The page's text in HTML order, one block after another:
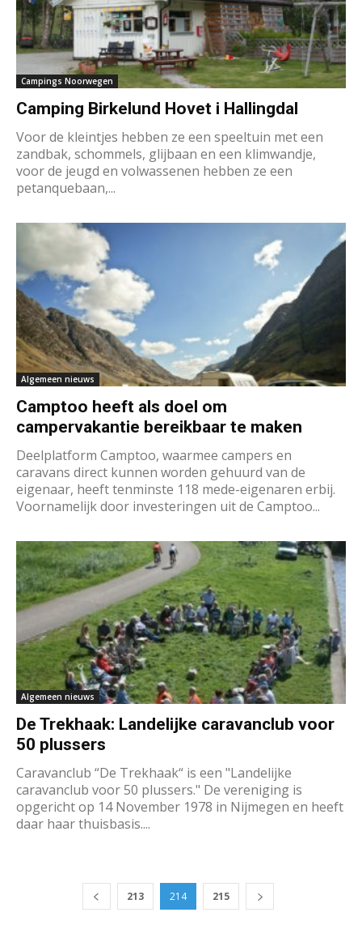
Campings Noorwegen
Camping Birkelund Hovet i Hallingdal
Voor de kleintjes hebben ze een speeltuin met een
zandbak, schommels, glijbaan en een klimwandje,
voor de jeugd en volwassenen hebben ze een
petanquebaan,...
Algemeen nieuws
Camptoo heeft als doel om
campervakantie bereikbaar te maken
Deelplatform Camptoo, waarmee campers en
caravans direct kunnen worden gehuurd van de
eigenaar, heeft tenminste 118 mede-eigenaren erbij.
Voornamelijk door investeringen uit de Camptoo...
Algemeen nieuws
De Trekhaak: Landelijke caravanclub voor
50 plussers
Caravanclub “De Trekhaak“ is een "Landelijke
caravanclub voor 50 plussers." De vereniging is
opgericht op 14 November 1978 in Nijmegen en heeft
daar haar thuisbasis....
213 214 215